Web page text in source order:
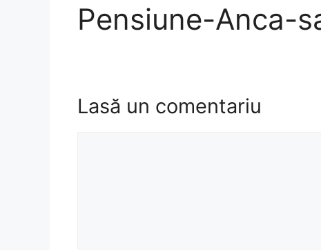
Pensiune-Anca-
Lasă un comentariu